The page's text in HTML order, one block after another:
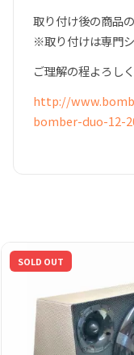
取り付け後の商品
※取り付けは専門
ご理解の程よろし
http://
bomber-duo-12-
SOLD OUT